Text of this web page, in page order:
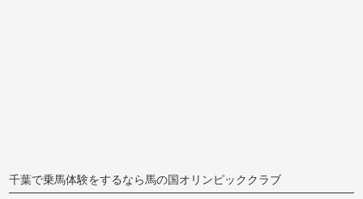
千葉で乗馬体験をするなら馬の国オリンピッククラブ